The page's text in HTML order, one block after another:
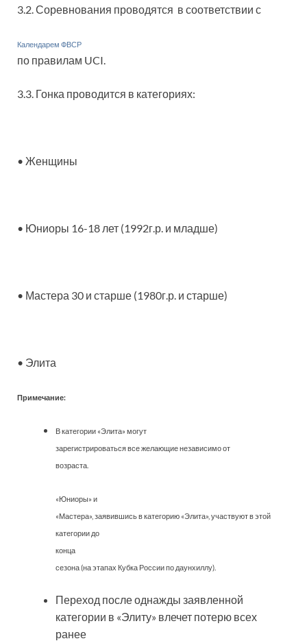
3.2. Соревнования проводятся в соответствии с
Календарем ФВСР
по правилам UCI.
3.3. Гонка проводится в категориях:
• Женщины
• Юниоры 16-18 лет (1992г.р. и младше)
• Мастера 30 и старше (1980г.р. и старше)
• Элита
Примечание:
В категории «Элита» могут
зарегистрироваться все желающие независимо от
возраста.
«Юниоры» и
«Мастера», заявившись в категорию «Элита», участвуют в этой
категории до
конца
сезона (на этапах Кубка России по даунхиллу).
Переход после однажды заявленной
категории в «Элиту» влечет потерю всех
ранее